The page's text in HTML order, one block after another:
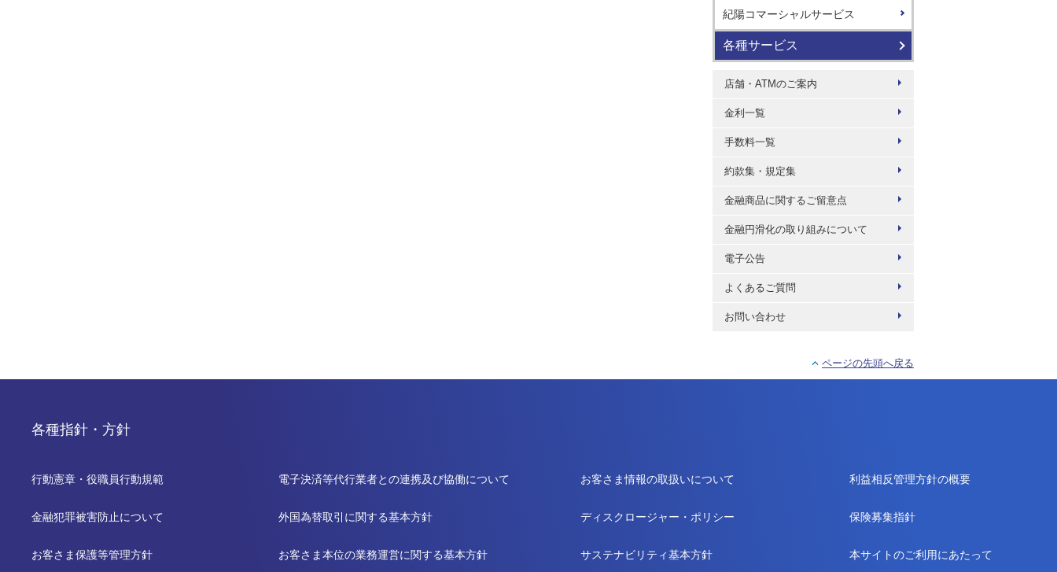
紀陽コマーシャルサービス
各種サービス
店舗・ATMのご案内
金利一覧
手数料一覧
約款集・規定集
金融商品に関するご留意点
金融円滑化の取り組みについて
電子公告
よくあるご質問
お問い合わせ
ページの先頭へ戻る
各種指針・方針
行動憲章・役職員行動規範
金融犯罪被害防止について
お客さま保護等管理方針
電子決済等代行業者との連携及び協働について
外国為替取引に関する基本方針
お客さま本位の業務運営に関する基本方針
お客さま情報の取扱いについて
ディスクロージャー・ポリシー
サステナビリティ基本方針
利益相反管理方針の概要
保険募集指針
本サイトのご利用にあたって